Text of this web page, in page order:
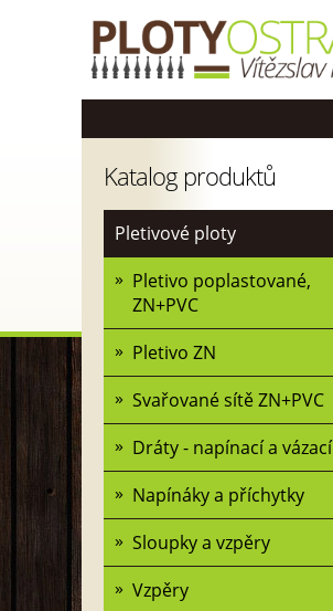
Katalog produktů
Pletivové ploty
Pletivo poplastované,
ZN+PVC
Pletivo ZN
Svařované sítě ZN+PVC
Dráty - napínací a vázací
Napínáky a příchytky
Sloupky a vzpěry
Vzpěry